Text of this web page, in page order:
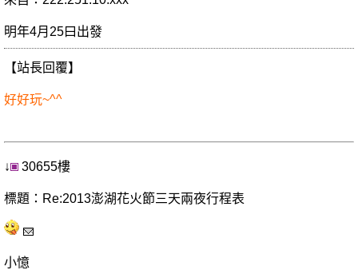
明年4月25曰出發
【站長回覆】
好好玩~^^
↓ 30655樓
標題：Re:2013澎湖花火節三天兩夜行程表
小憶